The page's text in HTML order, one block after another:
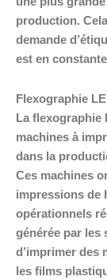
production.
demande
est en
Flexographie
La flexographie
machines à
dans la
Ces machines
impressions de
opérationnels
générée par les
d’imprimer des
les films